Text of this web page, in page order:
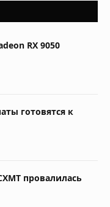
RX 9050
готовятся к
провалилась